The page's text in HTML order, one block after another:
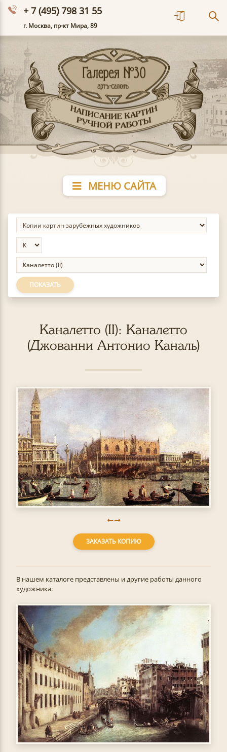
+ 7 (495) 798 31 55
г. Москва, пр-кт Мира, 89
МЕНЮ САЙТА
ПОКАЗАТЬ
Каналетто (II): Каналетто
(Джованни Антонио Каналь)
ЗАКАЗАТЬ КОПИЮ
В нашем каталоге представлены и другие работы данного
художника: